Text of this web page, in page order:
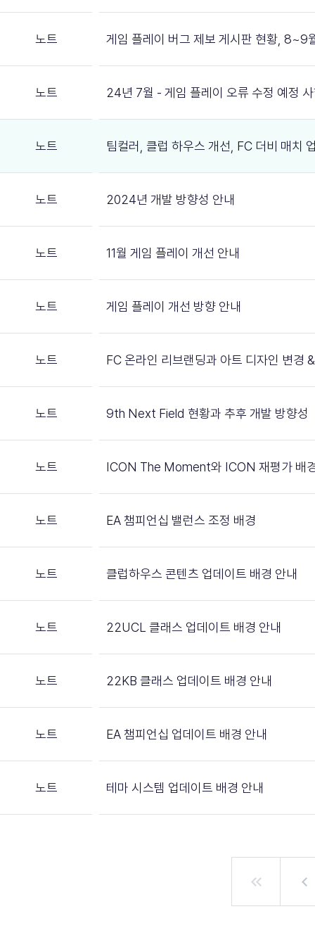
노트 게임 플레이 버그 제보 게시판 현황, 8~9
노트 24년 7월 - 게임 플레이 오류 수정 예정
노트 팀컬러, 클럽 하우스 개선, FC 더비 매치
노트 2024년 개발 방향성 안내
노트 11월 게임 플레이 개선 안내
노트 게임 플레이 개선 방향 안내
노트 FC 온라인 리브랜딩과 아트 디자인 변경
노트 9th Next Field 현황과 추후 개발 방향성
노트 ICON The Moment와 ICON 재평가 배
노트 EA 챔피언십 밸런스 조정 배경
노트 클럽하우스 콘텐츠 업데이트 배경 안내
노트 22UCL 클래스 업데이트 배경 안내
노트 22KB 클래스 업데이트 배경 안내
노트 EA 챔피언십 업데이트 배경 안내
노트 테마 시스템 업데이트 배경 안내